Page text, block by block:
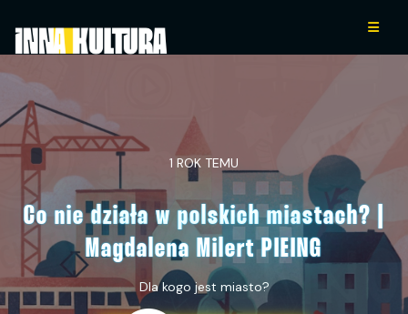
1 ROK TEMU
Co nie działa w polskich miastach? |
Magdalena Milert PIEING
Dla kogo jest miasto?